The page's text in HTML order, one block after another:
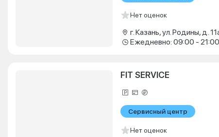
Нет оценок
г. Казань, ул. Родины, д.
Ежедневно: 09:00 - 21:00
FIT SERVICE
Сервисный центр
Нет оценок